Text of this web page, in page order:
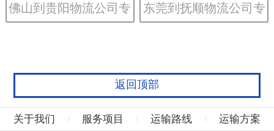
佛山到贵阳物流公司专 东莞到抚顺物流公司专
返回顶部
关于我们 服务项目 运输路线 运输方案